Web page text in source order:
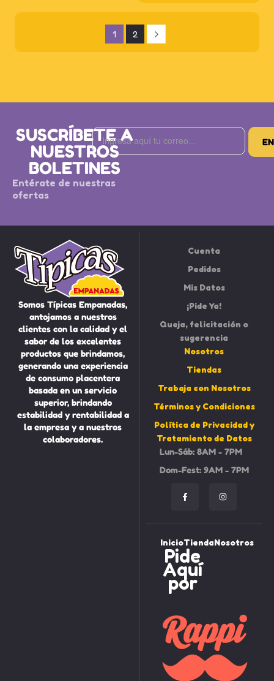
1 2
SUSCRÍBETE A
NUESTROS
BOLETINES
Entérate de nuestras
ofertas
Somos Típicas Empanadas,
antojamos a nuestros
clientes con la calidad y el
sabor de los excelentes
productos que brindamos,
generando una experiencia
de consumo placentera
basada en un servicio
superior, brindando
estabilidad y rentabilidad a
la empresa y a nuestros
colaboradores.
Cuenta
Pedidos
Mis Datos
¡Pide Ya!
Queja, felicitación o
sugerencia
Nosotros
Tiendas
Trabaja con Nosotros
Términos y Condiciones
Política de Privacidad y
Tratamiento de Datos
Lun-Sáb: 8AM - 7PM
Dom-Fest: 9AM - 7PM
InicioTiendaNosotros
Pide
Aquí
por